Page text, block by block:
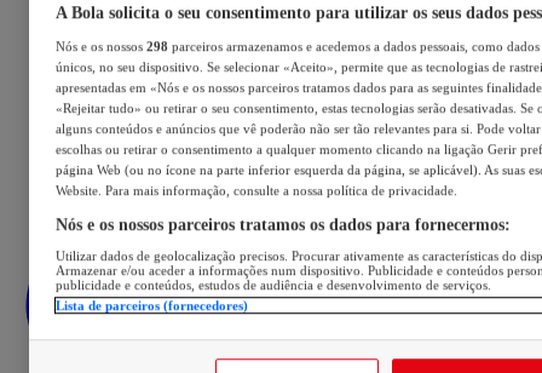
A Bola solicita o seu consentimento para utilizar os seus dados
Nós e os nossos 298 parceiros armazenamos e acedemos a dados pessoais, como
únicos, no seu dispositivo. Se selecionar «Aceito», permite que as tecnologias de
apresentadas em «Nós e os nossos parceiros tratamos dados para as seguintes
«Rejeitar tudo» ou retirar o seu consentimento, estas tecnologias serão desativadas. Se
alguns conteúdos e anúncios que vê poderão não ser tão relevantes para si. Pode voltar
escolhas ou retirar o consentimento a qualquer momento clicando na ligação Gerir
página Web (ou no ícone na parte inferior esquerda da página, se aplicável). As suas
Website. Para mais informação, consulte a nossa política de privacidade.
Nós e os nossos parceiros tratamos os dados para fornecermos:
Utilizar dados de geolocalização precisos. Procurar ativamente as características do
Armazenar e/ou aceder a informações num dispositivo. Publicidade e conteúdos
publicidade e conteúdos, estudos de audiência e desenvolvimento de serviços.
Lista de parceiros (fornecedores)